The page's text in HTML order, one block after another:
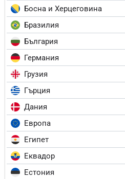
Босна и Херцеговина
Бразилия
България
Германия
Грузия
Гърция
Дания
Европа
Египет
Еквадор
Естония